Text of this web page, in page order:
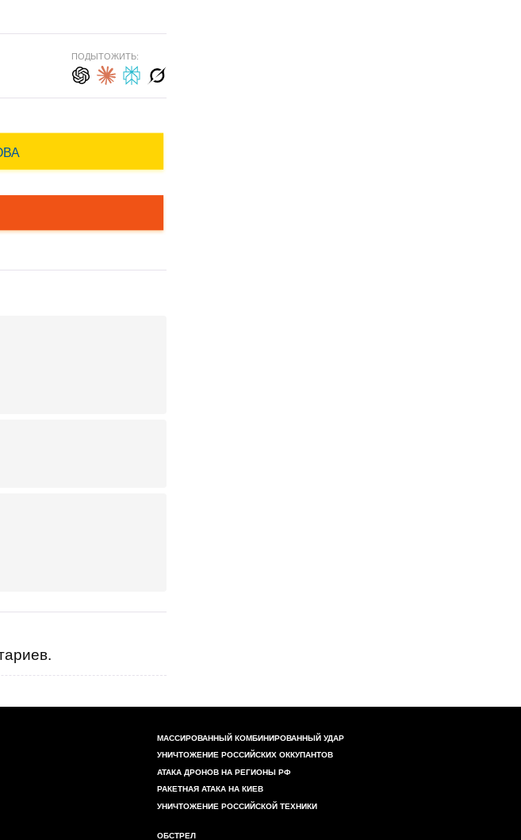
ПОДЫТОЖИТЬ:
МАССИРОВАННЫЙ КОМБИНИРОВАННЫЙ УДАР
УНИЧТОЖЕНИЕ РОССИЙСКИХ ОККУПАНТОВ
АТАКА ДРОНОВ НА РЕГИОНЫ РФ
РАКЕТНАЯ АТАКА НА КИЕВ
УНИЧТОЖЕНИЕ РОССИЙСКОЙ ТЕХНИКИ
ОБСТРЕЛ